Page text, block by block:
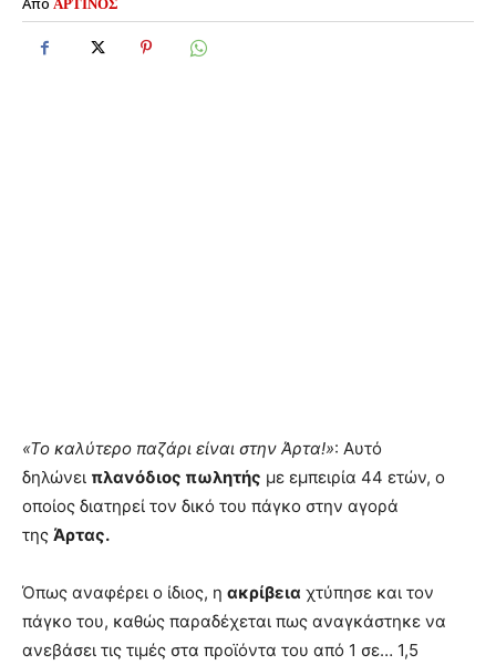
«Το καλύτερο παζάρι είναι στην Άρτα!»: Αυτό
δηλώνει πλανόδιος πωλητής με εμπειρία 44 ετών, ο
οποίος διατηρεί τον δικό του πάγκο στην αγορά
της Άρτας.
Όπως αναφέρει ο ίδιος, η ακρίβεια χτύπησε και τον
πάγκο του, καθώς παραδέχεται πως αναγκάστηκε να
ανεβάσει τις τιμές στα προϊόντα του από 1 σε… 1,5